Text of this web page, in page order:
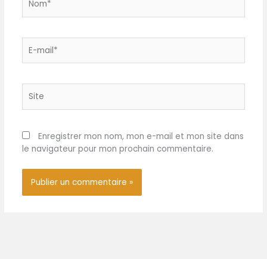
mail*
Enregistrer mon nom, mon e-mail et mon site dans
le navigateur pour mon prochain commentaire.